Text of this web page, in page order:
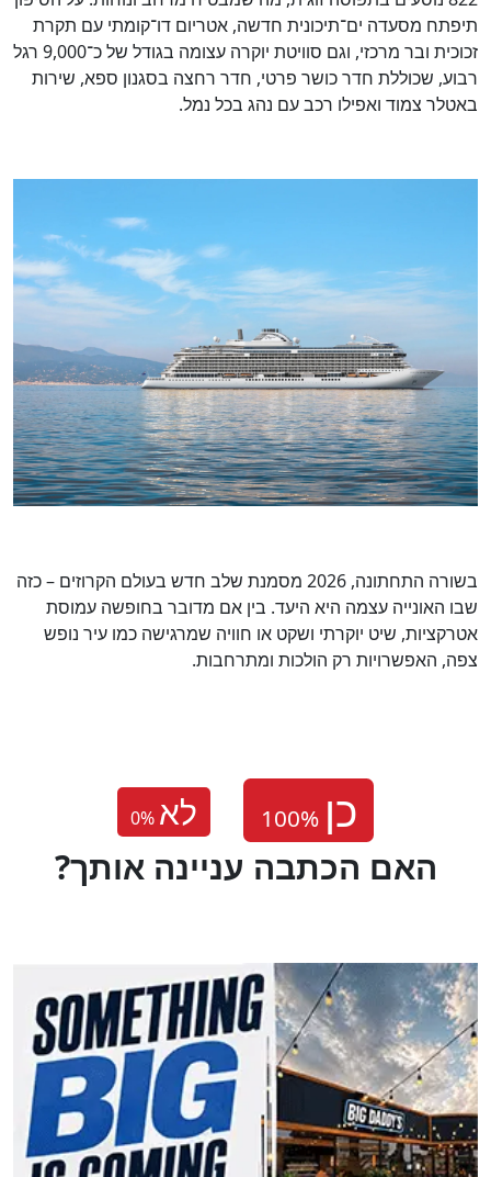
תיפתח מסעדה ים־תיכונית חדשה, אטריום דו־קומתי עם תקרת
זכוכית ובר מרכזי, וגם סוויטת יוקרה עצומה בגודל של כ־9,000 רגל
רבוע, שכוללת חדר כושר פרטי, חדר רחצה בסגנון ספא, שירות
באטלר צמוד ואפילו רכב עם נהג בכל נמל.
בשורה התחתונה, 2026 מסמנת שלב חדש בעולם הקרוזים – כזה
שבו האונייה עצמה היא היעד. בין אם מדובר בחופשה עמוסת
אטרקציות, שיט יוקרתי ושקט או חוויה שמרגישה כמו עיר נופש
צפה, האפשרויות רק הולכות ומתרחבות.
0% לא
?האם הכתבה עניינה אותך